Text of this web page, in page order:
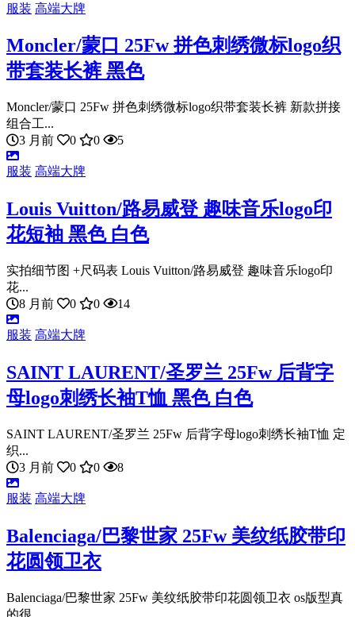
服装 高端大牌
Moncler/蒙口 25Fw 拼色刺绣微标logo织
带套装长裤 黑色
Moncler/蒙口 25Fw 拼色刺绣微标logo织带套装长裤 新款拼接
组合工...
3 月前
0 0 5
服装 高端大牌
Louis Vuitton/路易威登 趣味音乐logo印
花短袖 黑色 白色
实拍细节图 +尺码表 Louis Vuitton/路易威登 趣味音乐logo印
花...
8 月前
0 0 14
服装 高端大牌
SAINT LAURENT/圣罗兰 25Fw 后背字
母logo刺绣长袖T恤 黑色 白色
SAINT LAURENT/圣罗兰 25Fw 后背字母logo刺绣长袖T恤 定
织...
3 月前
0 0 8
服装 高端大牌
Balenciaga/巴黎世家 25Fw 美纹纸胶带印
花圆领卫衣
Balenciaga/巴黎世家 25Fw 美纹纸胶带印花圆领卫衣 os版型真
的很...